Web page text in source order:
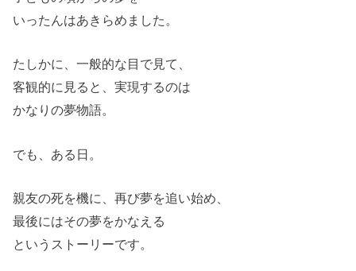
いったんはあきらめました。
たしかに、一般的な目で見て、
客観的に見ると、実現するのは
かなりの夢物語。
でも、ある日。
親友の死を機に、再び夢を追い始め、
最後にはその夢をかなえる
というストーリーです。